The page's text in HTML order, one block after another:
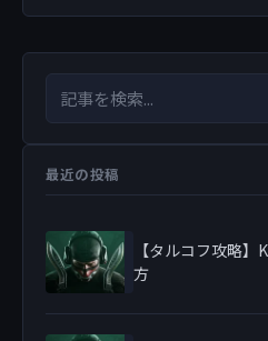
検索キーワード
最近の投稿
【タルコフ攻略
方